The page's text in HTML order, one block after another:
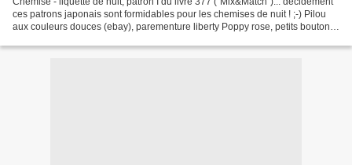
ces patrons japonais sont formidables pour les chemises de nuit ! ;-) Pilou
aux couleurs douces (ebay), parementure liberty Poppy rose, petits boutons